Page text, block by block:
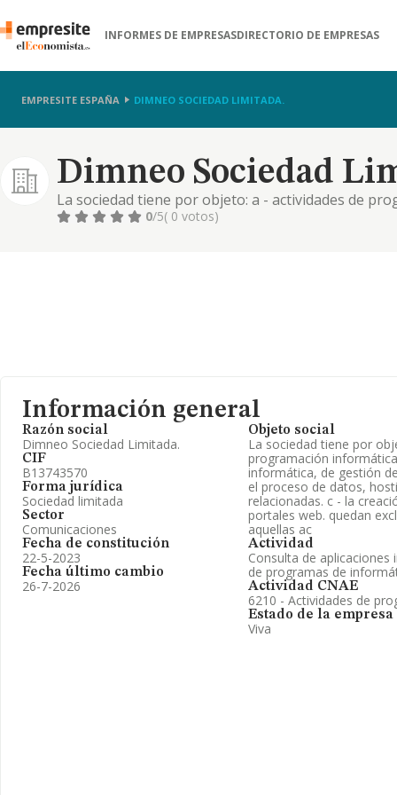
INFORMES DE EMPRESASDIRECTORIO DE EMPRESAS
EMPRESITE ESPAÑA DIMNEO SOCIEDAD LIMITADA.
Dimneo Sociedad
La sociedad tiene por objeto: a - actividades de
de gestión de recursos informáticos. b - el
0/5( 0 votos)
Información general
Razón social
Dimneo Sociedad Limitada.
CIF
B13743570
Forma jurídica
Sociedad limitada
Sector
Comunicaciones
Fecha de constitución
22-5-2023
Fecha último cambio
26-7-2026
Objeto social
La sociedad tiene por
programación
informática, de gestión
el proceso de datos,
relacionadas. c - la
portales web. quedan
aquellas ac
Actividad
Consulta de
de programas de
Actividad CNAE
6210 - Actividades de
Estado de la empresa
Viva